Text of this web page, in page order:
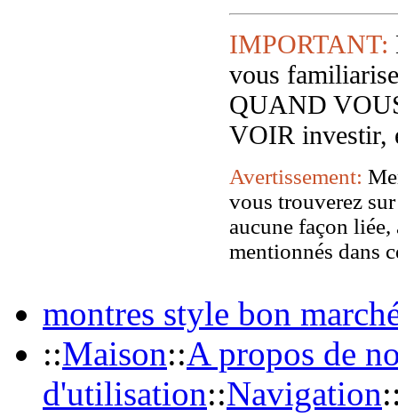
IMPORTANT:
vous
QUAND
VOIR investir,
Avertissement:
vous trouverez
aucune façon
mentionnés dans
montres style bon
::Maison::A propos de
d'utilisation::Navigation